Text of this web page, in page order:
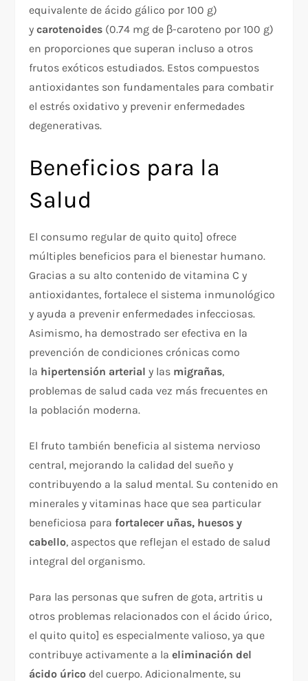
equivalente de ácido gálico por 100 g)
ycarotenoides (0.74 mg de β-caroteno por 100 g)
en proporciones que superan incluso a otros
frutos exóticos estudiados. Estos compuestos
antioxidantes son fundamentales para combatir
el estrés oxidativo y prevenir enfermedades
degenerativas.​
Beneficios para la
Salud
El consumo regular de quito quito ] ofrece
múltiples beneficios para el bienestar humano.
Gracias a su alto contenido de vitamina C y
antioxidantes, fortalece el sistema inmunológico
y ayuda a prevenir enfermedades infecciosas.
Asimismo, ha demostrado ser efectiva en la
prevención de condiciones crónicas como
la hipertensión arterial y las migrañas,
problemas de salud cada vez más frecuentes en
la población moderna.​
El fruto también beneficia al sistema nervioso
central, mejorando la calidad del sueño y
contribuyendo a la salud mental. Su contenido en
minerales y vitaminas hace que sea particular
beneficiosa parafortalecer uñas, huesos y
cabello, aspectos que reflejan el estado de salud
integral del organismo.​
Para las personas que sufren de gota, artritis u
otros problemas relacionados con el ácido úrico,
el quito quito ] es especialmente valioso, ya que
contribuye activamente a laeliminación del
ácido úrico del cuerpo. Adicionalmente, su